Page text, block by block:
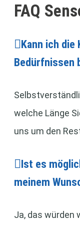
FAQ
Kann ich die
Bedürfnissen
welche Länge
uns um den
Ist es
meinem
Ja, das würden